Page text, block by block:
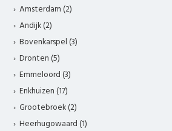
Amsterdam (2)
Andijk (2)
Bovenkarspel (3)
Dronten (5)
Emmeloord (3)
Enkhuizen (17)
Grootebroek (2)
Heerhugowaard (1)